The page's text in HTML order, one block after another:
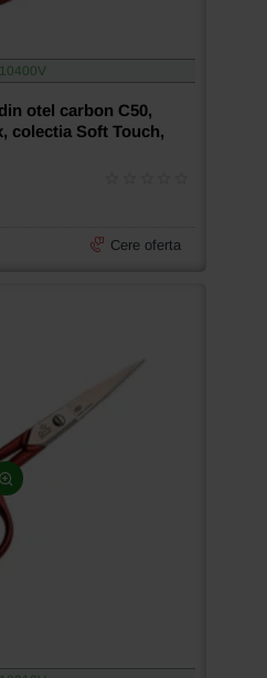
otel carbon C50,
colectia Soft Touch,
Cere oferta